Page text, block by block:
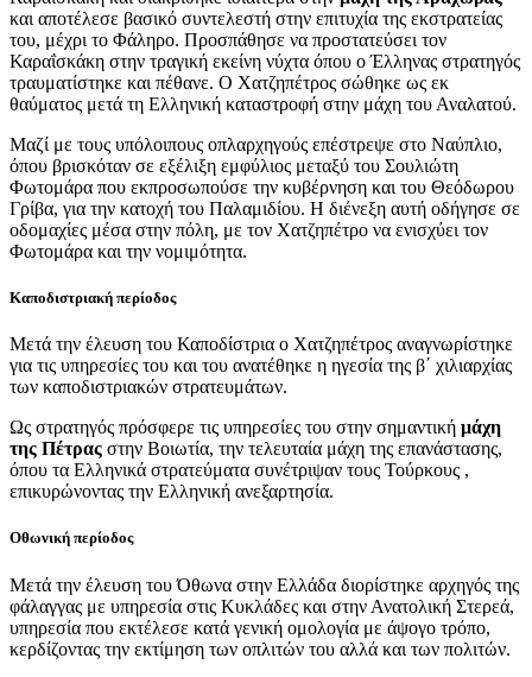
και αποτέλεσε βασικό συντελεστή στην επιτυχία της εκστρατείας
του, μέχρι το Φάληρο. Προσπάθησε να προστατεύσει τον
Καραΐσκάκη στην τραγική εκείνη νύχτα όπου ο Έλληνας στρατηγός
τραυματίστηκε και πέθανε. Ο Χατζηπέτρος σώθηκε ως εκ
θαύματος μετά τη Ελληνική καταστροφή στην μάχη του Αναλατού.
Μαζί με τους υπόλοιπους οπλαρχηγούς επέστρεψε στο Ναύπλιο,
όπου βρισκόταν σε εξέλιξη εμφύλιος μεταξύ του Σουλιώτη
Φωτομάρα που εκπροσωπούσε την κυβέρνηση και του Θεόδωρου
Γρίβα, για την κατοχή του Παλαμιδίου. Η διένεξη αυτή οδήγησε σε
οδομαχίες μέσα στην πόλη, με τον Χατζηπέτρο να ενισχύει τον
Φωτομάρα και την νομιμότητα.
Καποδιστριακή περίοδος
Μετά την έλευση του Καποδίστρια ο Χατζηπέτρος αναγνωρίστηκε
για τις υπηρεσίες του και του ανατέθηκε η ηγεσία της β΄ χιλιαρχίας
των καποδιστριακών στρατευμάτων.
Ως στρατηγός πρόσφερε τις υπηρεσίες του στην σημαντική μάχη
της Πέτρας στην Βοιωτία, την τελευταία μάχη της επανάστασης,
όπου τα Ελληνικά στρατεύματα συνέτριψαν τους Τούρκους ,
επικυρώνοντας την Ελληνική ανεξαρτησία.
Οθωνική περίοδος
Μετά την έλευση του Όθωνα στην Ελλάδα διορίστηκε αρχηγός της
φάλαγγας με υπηρεσία στις Κυκλάδες και στην Ανατολική Στερεά,
υπηρεσία που εκτέλεσε κατά γενική ομολογία με άψογο τρόπο,
κερδίζοντας την εκτίμηση των οπλιτών του αλλά και των πολιτών.